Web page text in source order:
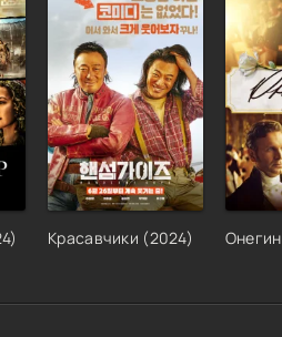
) Красавчики (2024) Онегин